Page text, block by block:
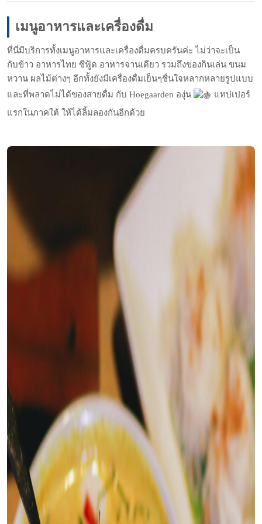
เมนูอาหารและเครื่องดื่ม
ที่นี่มีบริการทั้งเมนูอาหารและเครื่องดื่มครบครันค่ะ ไม่ว่าจะเป็น
กับข้าว อาหารไทย ซีฟู้ด อาหารจานเดียว รวมถึงของกินเล่น ขนม
หวาน ผลไม้ต่างๆ อีกทั้งยังมีเครื่องดื่มเย็นๆชื่นใจหลากหลายรูปแบบ
และที่พลาดไม่ได้ของสายดื่ม กับ Hoegaarden องุ่น
แทปเปอร์
แรกในภาคใต้ ให้ได้ลิ้มลองกันอีกด้วย